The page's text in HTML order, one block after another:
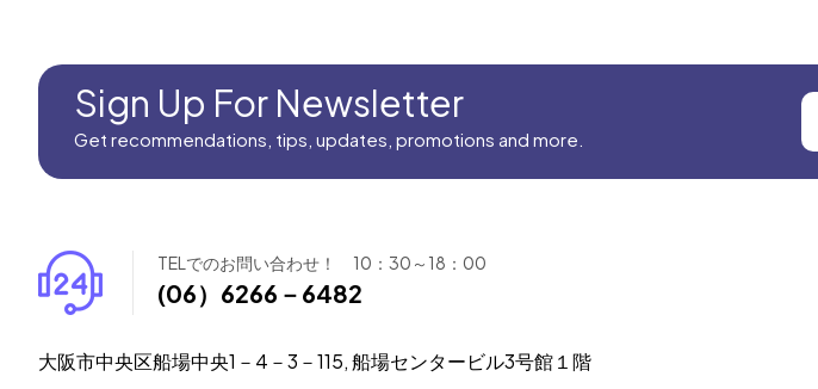
Sign Up For Newsletter
Get recommendations, tips, updates, promotions and more.
TELでのお問い合わせ！ 10：30～18：00
(06）6266－6482
大阪市中央区船場中央1－4－3－115, 船場センタービル3号館１階